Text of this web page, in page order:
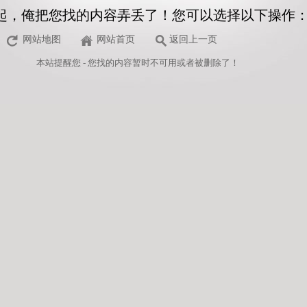
，俺把您找的内容弄丢了！您可以选择以下操作
网站地图 网站首页 返回上一页
本站提醒您 - 您找的内容暂时不可用或者被删除了！